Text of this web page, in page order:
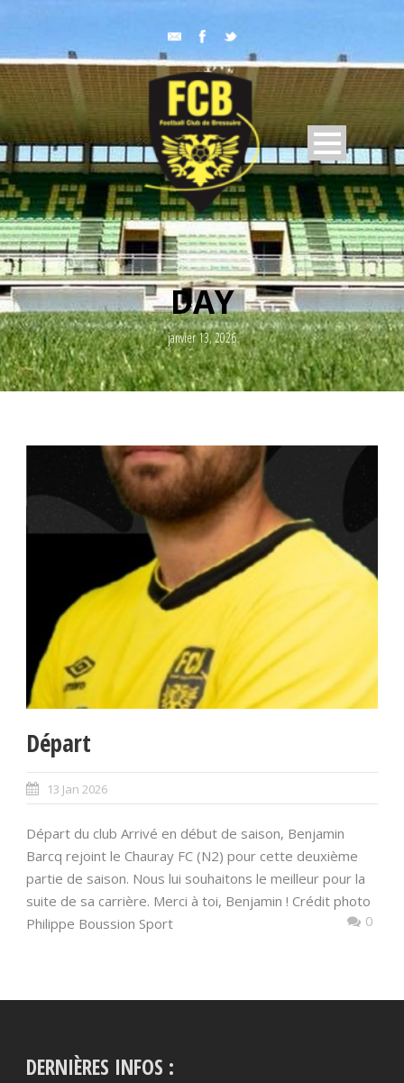
DAY
janvier 13, 2026
Départ
13 Jan 2026
Départ du club Arrivé en début de saison, Benjamin
Barcq rejoint le Chauray FC (N2) pour cette deuxième
partie de saison. Nous lui souhaitons le meilleur pour la
suite de sa carrière. Merci à toi, Benjamin ! Crédit photo
Philippe Boussion Sport
0
DERNIÈRES INFOS :